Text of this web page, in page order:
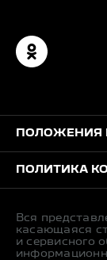
ПОЛОЖЕНИЯ
ПОЛИТИКА
Вся
касающаяся
и сервисного